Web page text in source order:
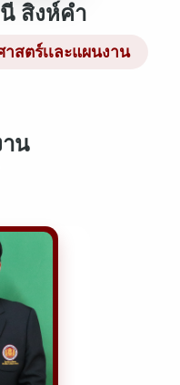
สิงห์คำ
สตร์เเละแผนงาน
น